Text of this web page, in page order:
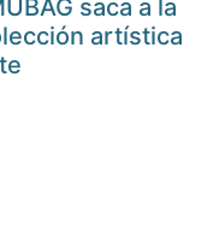
saca a la
artística